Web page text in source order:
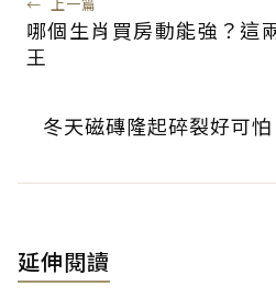
哪個生肖買房動能強？這
王
冬天磁磚隆起碎裂好可
延伸閱讀